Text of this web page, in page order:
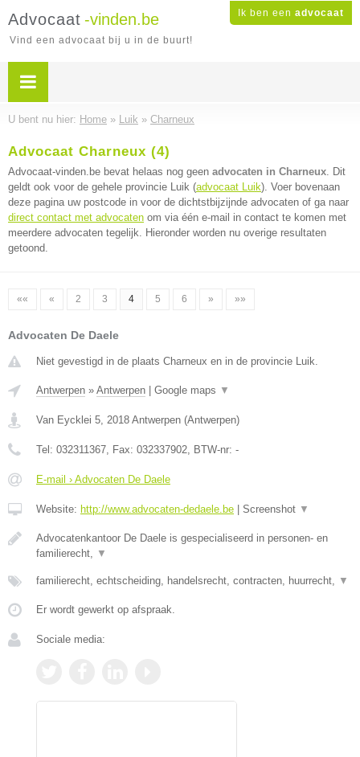
Ik ben een advocaat
Advocaat -vinden.be
Vind een advocaat bij u in de buurt!
U bent nu hier: Home » Luik » Charneux
Advocaat Charneux (4)
Advocaat-vinden.be bevat helaas nog geen advocaten in Charneux. Dit
geldt ook voor de gehele provincie Luik (advocaat Luik). Voer bovenaan
deze pagina uw postcode in voor de dichtstbijzijnde advocaten of ga naar
direct contact met advocaten om via één e-mail in contact te komen met
meerdere advocaten tegelijk. Hieronder worden nu overige resultaten
getoond.
«« « 2 3 4 5 6 » »»
Advocaten De Daele
Niet gevestigd in de plaats Charneux en in de provincie Luik.
Antwerpen » Antwerpen Google maps ▼
Van Eycklei 5, 2018 Antwerpen (Antwerpen)
Tel: 032311367, Fax: 032337902, BTW-nr: -
E-mail › Advocaten De Daele
Website: http://www.advocaten-dedaele.be Screenshot ▼
Advocatenkantoor De Daele is gespecialiseerd in personen- en
familierecht, ▼
familierecht, echtscheiding, handelsrecht, contracten, huurrecht, ▼
Er wordt gewerkt op afspraak.
Sociale media: